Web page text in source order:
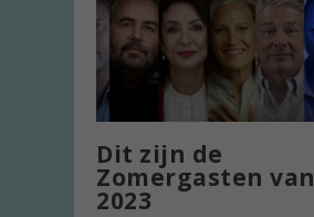
Dit zijn de
Zomergasten van
2023